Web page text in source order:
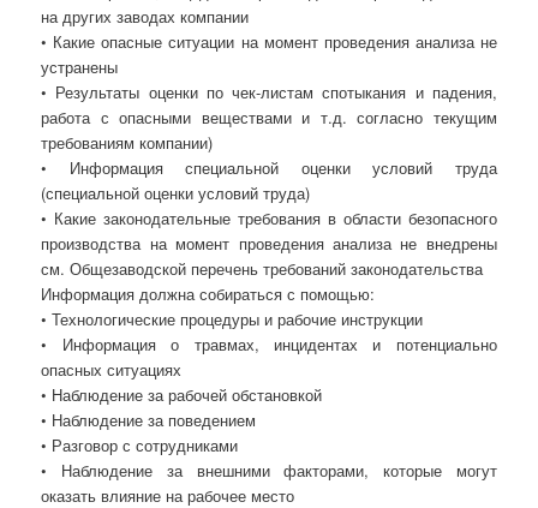
на других заводах компании
• Какие опасные ситуации на момент проведения анализа не
устранены
• Результаты оценки по чек-листам спотыкания и падения,
работа с опасными веществами и т.д. согласно текущим
требованиям компании)
• Информация специальной оценки условий труда
(специальной оценки условий труда)
• Какие законодательные требования в области безопасного
производства на момент проведения анализа не внедрены
см. Общезаводской перечень требований законодательства
Информация должна собираться с помощью:
• Технологические процедуры и рабочие инструкции
• Информация о травмах, инцидентах и потенциально
опасных ситуациях
• Наблюдение за рабочей обстановкой
• Наблюдение за поведением
• Разговор с сотрудниками
• Наблюдение за внешними факторами, которые могут
оказать влияние на рабочее место